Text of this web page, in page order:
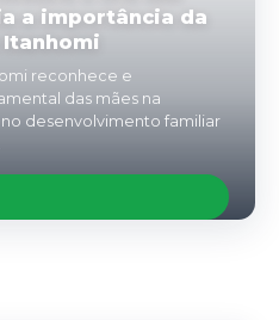
a importância da
reconhece e
das mães na
desenvolvimento familiar